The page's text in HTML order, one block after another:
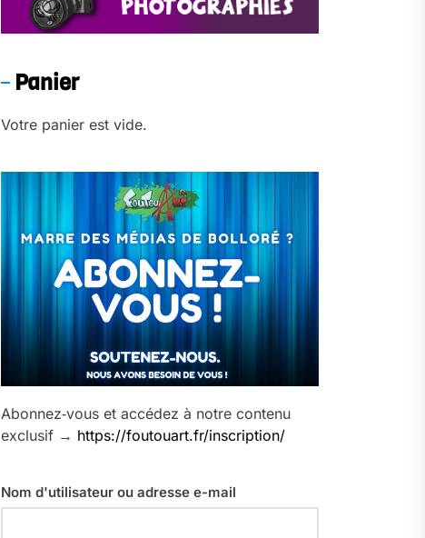
Panier
Votre panier est vide.
Abonnez‑vous et accédez à notre contenu
exclusif → https://foutouart.fr/inscription/
Nom d'utilisateur ou adresse e-mail